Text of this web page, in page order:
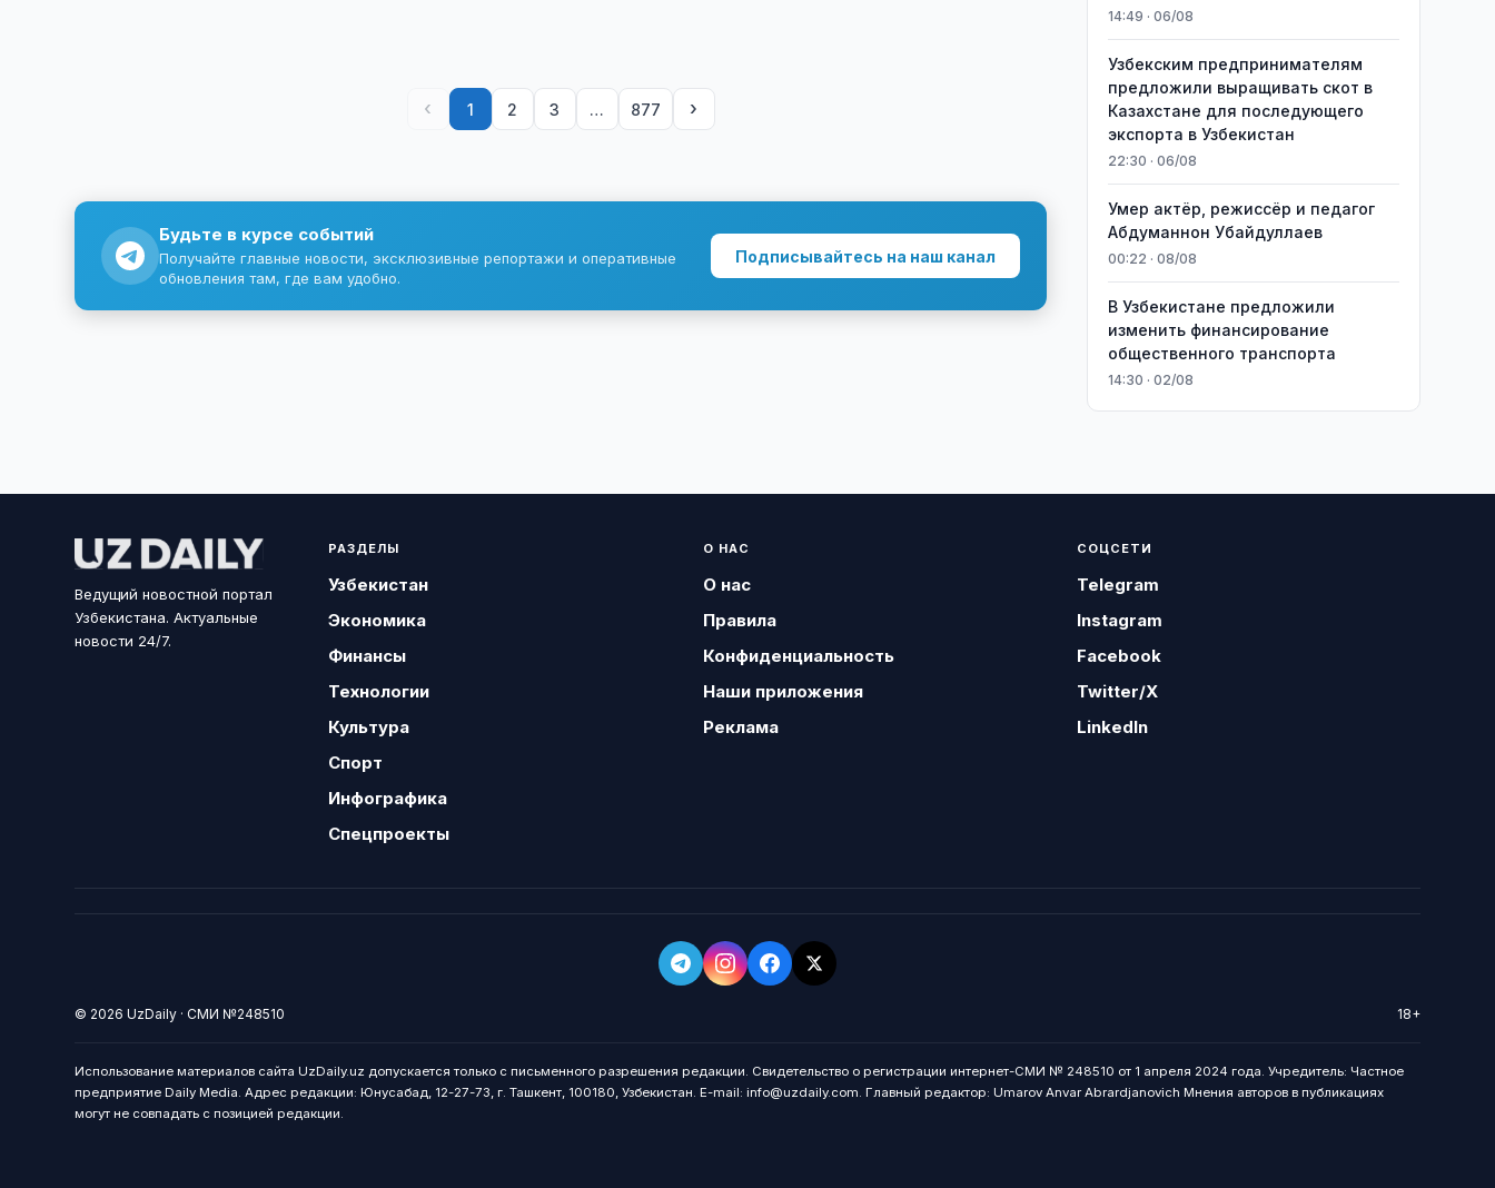
‹ 1 2 3 … 877 ›
Будьте в курсе событий
Получайте главные новости, эксклюзивные репортажи и оперативные
обновления там, где вам удобно.
Подписывайтесь на наш канал
14:49 · 06/08
Узбекским предпринимателям
предложили выращивать скот в
Казахстане для последующего
экспорта в Узбекистан
22:30 · 06/08
Умер актёр, режиссёр и педагог
Абдуманнон Убайдуллаев
00:22 · 08/08
В Узбекистане предложили
изменить финансирование
общественного транспорта
14:30 · 02/08
Ведущий новостной портал
Узбекистана. Актуальные
новости 24/7.
РАЗДЕЛЫ
Узбекистан
Экономика
Финансы
Технологии
Культура
Спорт
Инфографика
Спецпроекты
О НАС
О нас
Правила
Конфиденциальность
Наши приложения
Реклама
СОЦСЕТИ
Telegram
Instagram
Facebook
Twitter/X
LinkedIn
© 2026 UzDaily · СМИ №248510 18+
Использование материалов сайта UzDaily.uz допускается только с письменного разрешения редакции. Свидетельство о регистрации интернет-СМИ № 248510 от 1 апреля 2024 года. Учредитель: Частное
предприятие Daily Media. Адрес редакции: Юнусабад, 12-27-73, г. Ташкент, 100180, Узбекистан. E-mail: info@uzdaily.com. Главный редактор: Umarov Anvar Abrardjanovich Мнения авторов в публикациях
могут не совпадать с позицией редакции.